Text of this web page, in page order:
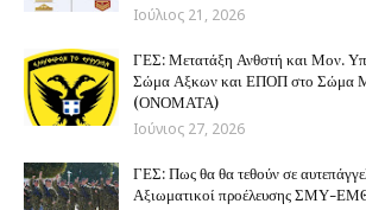
Ιούλιος 21, 2026
ΓΕΣ: Μετατάξη Ανθστή και Μον.
Σώμα Αξκων και ΕΠΟΠ στο Σώμα
(ΟΝΟΜΑΤΑ)
Ιούνιος 27, 2026
ΓΕΣ: Πως θα θα τεθούν σε
Αξιωματικοί προέλευσης ΣΜΥ-